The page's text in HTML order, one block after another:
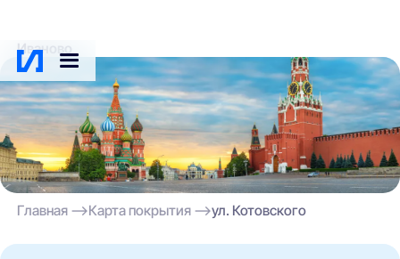
Иваново
Главная Карта покрытия ул. Котовского